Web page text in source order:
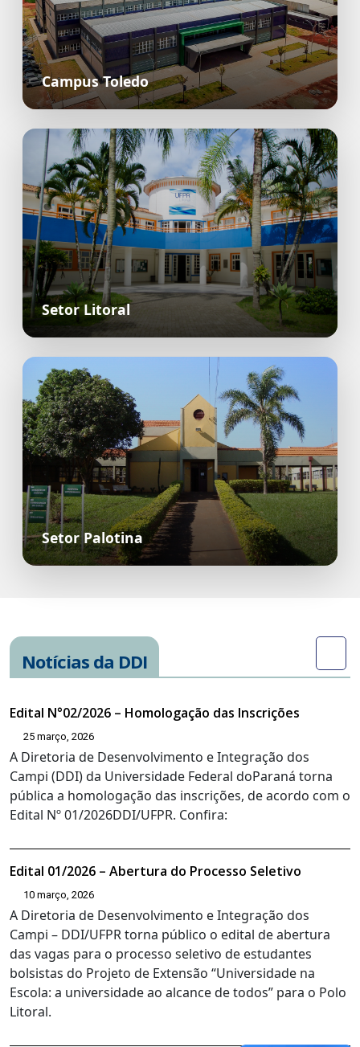
Campus Toledo
Setor Litoral
Setor Palotina
Notícias da DDI
Edital N°02/2026 – Homologação das Inscrições
25 março, 2026
A Diretoria de Desenvolvimento e Integração dos
Campi (DDI) da Universidade Federal doParaná torna
pública a homologação das inscrições, de acordo com o
Edital Nº 01/2026DDI/UFPR. Confira:
Edital 01/2026 – Abertura do Processo Seletivo
10 março, 2026
A Diretoria de Desenvolvimento e Integração dos
Campi – DDI/UFPR torna público o edital de abertura
das vagas para o processo seletivo de estudantes
bolsistas do Projeto de Extensão “Universidade na
Escola: a universidade ao alcance de todos” para o Polo
Litoral.